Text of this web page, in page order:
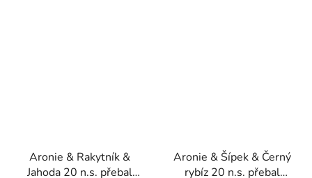
Aronie & Rakytník &
Jahoda 20 n.s. přebal
Aronie & Šípek & Černý
rybíz 20 n.s. přebal